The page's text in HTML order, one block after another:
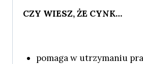
CZY WIESZ, ŻE CYNK…
pomaga w utrzymaniu